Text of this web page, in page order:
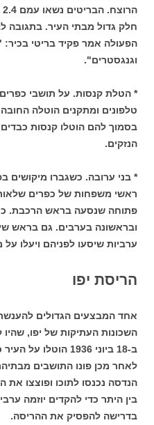
חלק גדול מבתי העיר. בתגובה
הפעולה אמר פקיד בריטי
וגנגסטרים".
* הטלת קנסות. על תושבי
טלפונים ומתקנים הוטלה
בסמוך להם הוטלו קנסות
הנזקים.
* בני ערובה. כשגברו מיקושים
ראשי משפחות של כפרים
פתוחה שנסעה בראש הרכבת.
ובראשונה בערבים. גם בראש
ערביות שיסעו לפניהם ויעלו
הריסת יפו
אחד המבצעים הגדולים
השכונות העתיקות של יפו,
ב-18 ביוני 1936
לאחר מכן פונו התושבים
הנדסה נכנסו לתוכו ופוצצו
בין היתר כדי להקדים יוזמה
בדרישה להפסיק את ההריסה.